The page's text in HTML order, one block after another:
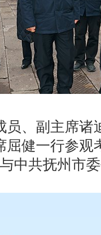
员、副主席
屈健一行参观
中共抚州市